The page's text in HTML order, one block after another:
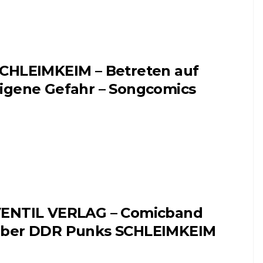
– Betreten auf
Gefahr – Songcomics
VERLAG – Comicband
DDR Punks SCHLEIMKEIM